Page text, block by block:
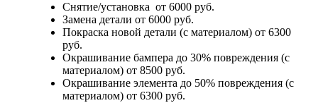
Снятие/установка от 6000 руб.
Замена детали от 6000 руб.
Покраска новой детали (с материалом) от 6300
руб.
Окрашивание бампера до 30% повреждения (с
материалом) от 8500 руб.
Окрашивание элемента до 50% повреждения (с
материалом) от 6300 руб.